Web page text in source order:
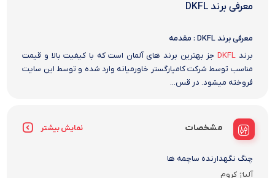
معرفی برند DKFL
معرفی برند DKFL : مقدمه
برند DKFLجز بهترین برند های آلمان است که با کیفیت بالا و قیمت
مناسب توسط شرکت کامیارگستر خاورمیانه وارد شده و توسط این سایت
فروخته میشود. در قس...
مشخصات نمایش بیشتر
چنگ نگهدارنده ساچمه ها
آلیاژ کروم